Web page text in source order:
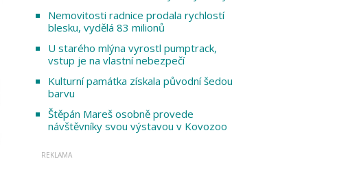
Nemovitosti radnice prodala rychlostí
blesku, vydělá 83 milionů
U starého mlýna vyrostl pumptrack,
vstup je na vlastní nebezpečí
Kulturní památka získala původní šedou
barvu
Štěpán Mareš osobně provede
návštěvníky svou výstavou v Kovozoo